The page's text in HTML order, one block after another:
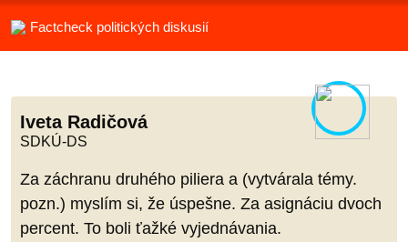
Factcheck politických diskusií
Iveta Radičová
SDKÚ-DS
Za záchranu druhého piliera a (vytvárala témy.
pozn.) myslím si, že úspešne. Za asignáciu dvoch
percent. To boli ťažké vyjednávania.